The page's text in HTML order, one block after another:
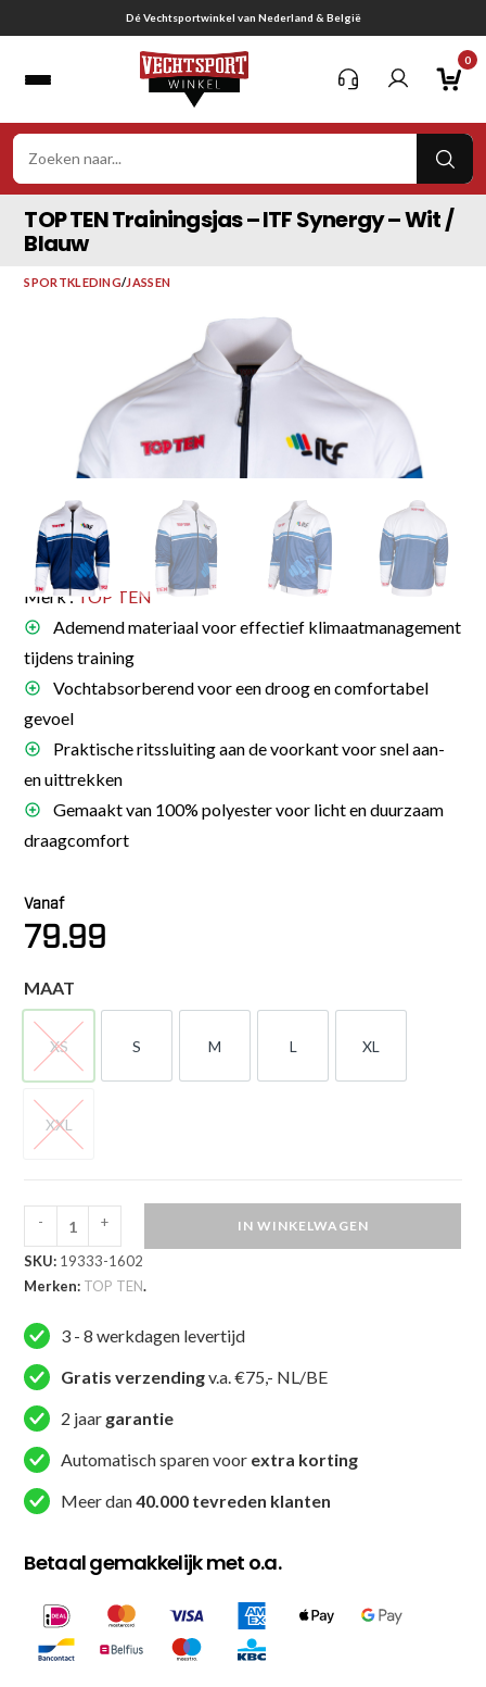
naar
Gratis verzending vanaf € 75,-
0
TOP TEN Trainingsjas – ITF Synergy – Wit /
Blauw
SPORTKLEDING/JASSEN
Merk :TOP TEN
Ademend materiaal voor effectief klimaatmanagement
tijdens training
Vochtabsorberend voor een droog en comfortabel
gevoel
Praktische ritssluiting aan de voorkant voor snel aan-
en uittrekken
Gemaakt van 100% polyester voor licht en duurzaam
draagcomfort
Vanaf
79.99
MAAT
XS
XS
S
S
M
M
L
L
XL
XL
XXL
XXL
TEN
Trainingsjas
ITF
Synergy
Wit
/
aantal
- + IN WINKELWAGEN
SKU: 19333-1602
Merken: TOP TEN.
3 - 8 werkdagen levertijd
Gratis verzendingv.a. €75,- NL/BE
2 jaar garantie
Automatisch sparen voor extra korting
Meer dan40.000 tevreden klanten
Betaal gemakkelijk met o.a.